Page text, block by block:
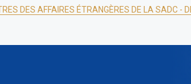
DES AFFAIRES ÉTRANGÈRES DE LA SADC -